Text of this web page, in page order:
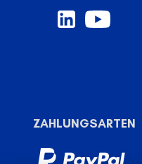
ZAHLUNGSARTEN